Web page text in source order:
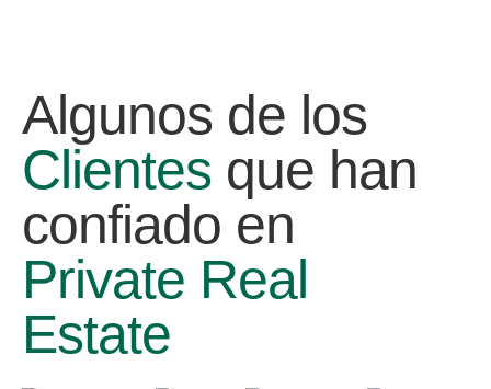
Algunos de los
Clientes que han
confiado en
Private Real
Estate